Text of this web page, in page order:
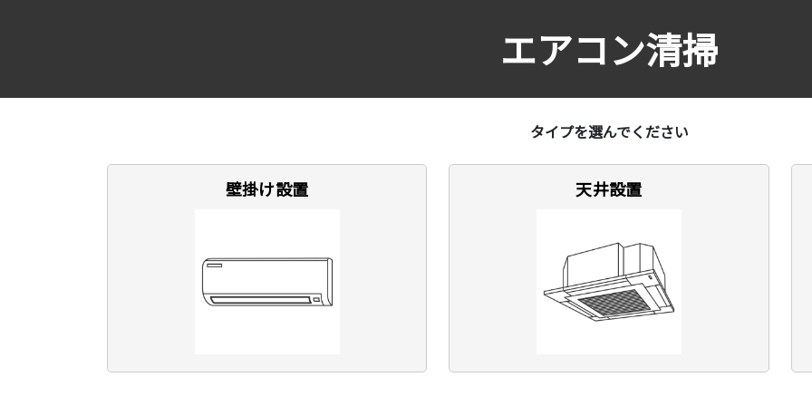
エアコン清掃
タイプを選んでください
壁掛け設置 天井設置